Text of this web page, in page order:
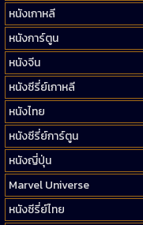
หนังเกาหลี
หนังการ์ตูน
หนังจีน
หนังซีรี่ย์เกาหลี
หนังไทย
หนังซีรี่ย์การ์ตูน
หนังญี่ปุ่น
Marvel Universe
หนังซีรี่ย์ไทย